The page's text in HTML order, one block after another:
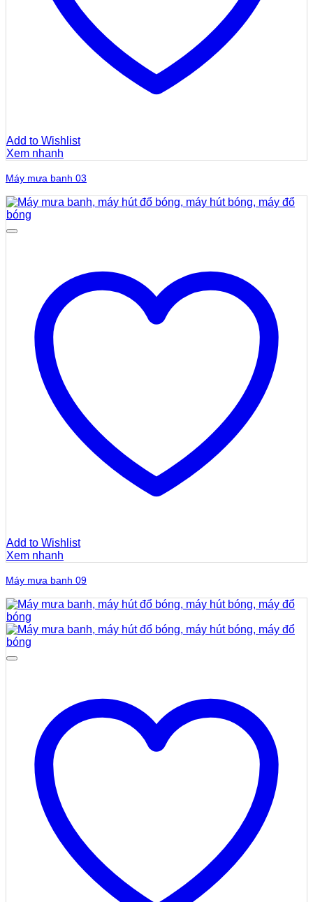
Add to Wishlist
Xem nhanh
Máy mưa banh 03
Add to Wishlist
Xem nhanh
Máy mưa banh 09